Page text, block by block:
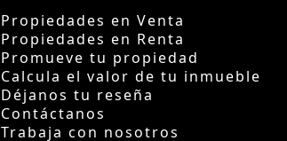
Propiedades en Venta
Propiedades en Renta
Promueve tu propiedad
Calcula el valor de tu inmueble
Déjanos tu reseña
Contáctanos
Trabaja con nosotros